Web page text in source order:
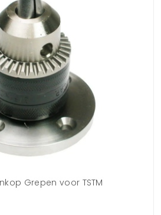
Grepen voor TSTM